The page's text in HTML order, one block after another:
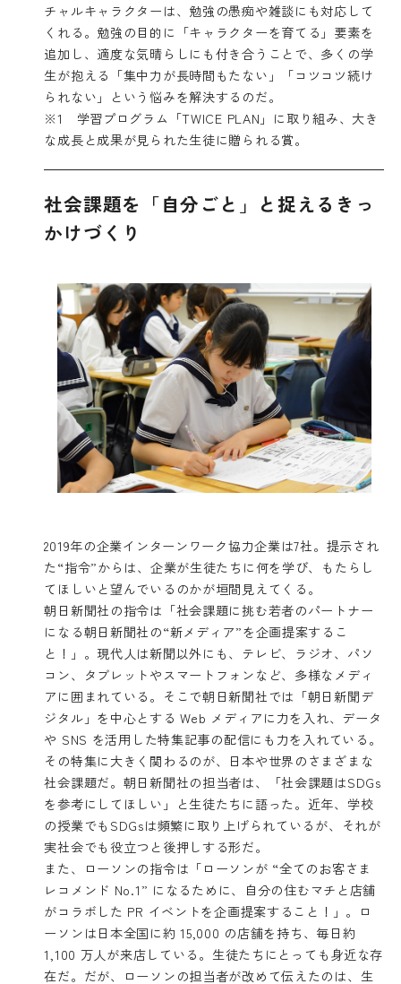
チャルキャラクターは、勉強の愚痴や雑談にも対応して
くれる。勉強の目的に「キャラクターを育てる」要素を
追加し、適度な気晴らしにも付き合うことで、多くの学
生が抱える「集中力が長時間もたない」「コツコツ続け
られない」という悩みを解決するのだ。
※1 学習プログラム「TWICE PLAN」に取り組み、大き
な成長と成果が見られた生徒に贈られる賞。
社会課題を「自分ごと」と捉えるきっ
かけづくり
2019年の企業インターンワーク協力企業は7社。提示され
た“指令”からは、企業が生徒たちに何を学び、もたらし
てほしいと望んでいるのかが垣間見えてくる。
朝日新聞社の指令は「社会課題に挑む若者のパートナー
になる朝日新聞社の“新メディア”を企画提案するこ
と！」。現代人は新聞以外にも、テレビ、ラジオ、パソ
コン、タブレットやスマートフォンなど、多様なメディ
アに囲まれている。そこで朝日新聞社では「朝日新聞デ
ジタル」を中心とする Web メディアに力を入れ、データ
や SNS を活用した特集記事の配信にも力を入れている。
その特集に大きく関わるのが、日本や世界のさまざまな
社会課題だ。朝日新聞社の担当者は、「社会課題はSDGs
を参考にしてほしい」と生徒たちに語った。近年、学校
の授業でもSDGsは頻繁に取り上げられているが、それが
実社会でも役立つと後押しする形だ。
また、ローソンの指令は「ローソンが “全てのお客さま
レコメンド No.1” になるために、自分の住むマチと店舗
がコラボした PR イベントを企画提案すること！」。ロ
ーソンは日本全国に約 15,000 の店舗を持ち、毎日約
1,100 万人が来店している。生徒たちにとっても身近な存
在だ。だが、ローソンの担当者が改めて伝えたのは、生